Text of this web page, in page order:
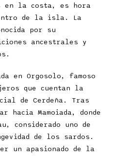
en la costa, es hora
de la isla. La
por su
ancestrales y
en Orgosolo, famoso
que cuentan la
de Cerdeña. Tras
hacia Mamoiada, donde
considerado uno de
de los sardos.
un apasionado de la